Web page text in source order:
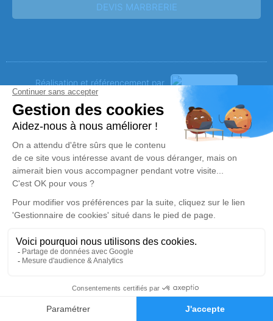
Demande de devis 06 03 30 11 16
DEVIS MARBRERIE
Réalisation et référencement par
Notre zone d’intervention -
Politique de traitement des données personnelles-
Politique d’utilisation des cookies-Gestionnaire de cookies